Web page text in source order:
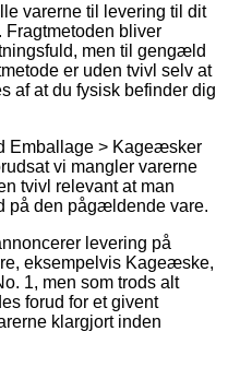
varerne til levering til dit
Fragtmetoden bliver
men til gengæld
er uden tvivl selv at
af at du fysisk befinder dig
Emballage > Kageæsker
vi mangler varerne
tvivl relevant at man
på den pågældende vare.
levering på
eksempelvis Kageæske,
1, men som trods alt
forud for et givent
klargjort inden